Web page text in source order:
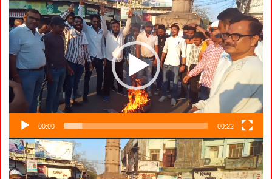
00:00 00:22
Video
Player